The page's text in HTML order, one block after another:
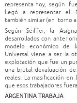
representa hoy, según
llegó a representar el
también similar (en torno
Según Seiffer, la
desarrollados con
modelo económico de
Universal viene a ser la
explotación que fue un
una brutal devaluación
reales. La masificación
que esos trabajadores
ARGENTINA TRABAJA